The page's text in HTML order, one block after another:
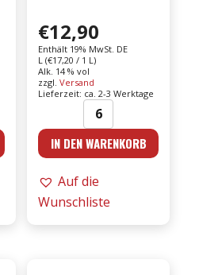
€12,90
Enthält 19% MwSt. DE
L (€17,20 / 1 L)
Alk. 14 % vol
zzgl.Versand
Lieferzeit: ca. 2-3 Werktage
Argiolas
-
Costamolino
DOC
0,75l
IN DEN WARENKORB
Auf die
Wunschliste